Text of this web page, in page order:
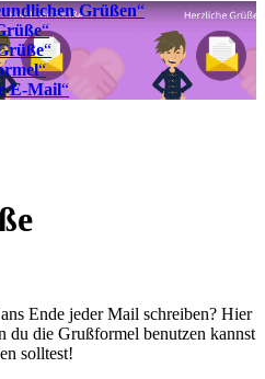
Grüßen“
“
“
“
E-Mail“
Ende jeder Mail schreiben? Hier
du die Grußformel benutzen kannst
solltest!